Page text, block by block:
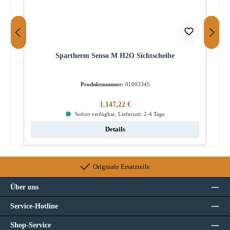
Spartherm Senso M H2O Sichtscheibe
Produktnummer: 01003345
Regulärer Preis:
1.147,22 €
Sofort verfügbar, Lieferzeit: 2-4 Tage
Details
Originale Ersatzteile
Über uns
Service-Hotline
Shop-Service